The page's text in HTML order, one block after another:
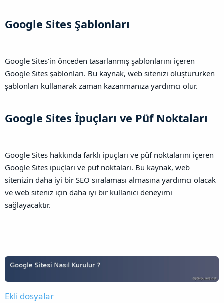
Google Sites Şablonları​
Google Sites'in önceden tasarlanmış şablonlarını içeren
Google Sites şablonları. Bu kaynak, web sitenizi oluştururken
şablonları kullanarak zaman kazanmanıza yardımcı olur.
Google Sites İpuçları ve Püf Noktaları​
Google Sites hakkında farklı ipuçları ve püf noktalarını içeren
Google Sites ipuçları ve püf noktaları. Bu kaynak, web
sitenizin daha iyi bir SEO sıralaması almasına yardımcı olacak
ve web siteniz için daha iyi bir kullanıcı deneyimi
sağlayacaktır.
Ekli dosyalar